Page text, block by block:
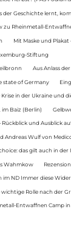
der Geschichte lernt,
zu Rheinmetall-
Mit Maske und
Stiftung
Aus Anlass
state of Germany
Krise in der Ukraine und
Baiz (Berlin)
Rückblick und Ausblick
Andreas Wulf von
das gilt auch in
Wahmkow
im ND Immer diese
Rolle nach der
Entwaffnen Camp in